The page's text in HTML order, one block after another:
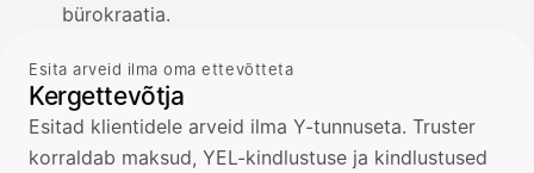
bürokraatia.
Esita arveid ilma oma ettevõtteta
Kergettevõtja
Esitad klientidele arveid ilma Y-tunnuseta. Truster
korraldab maksud, YEL-kindlustuse ja kindlustused